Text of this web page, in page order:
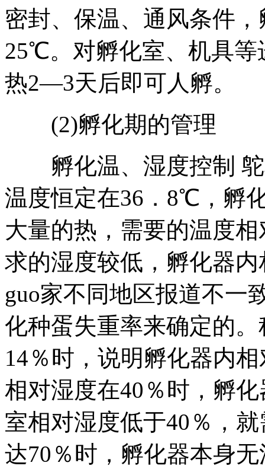
密封、保温、通风条件
25℃。对孵化室、机具等
热2—3天后即可人孵。
(2)孵化期的管理
孵化温、湿度控制 鸵
温度恒定在36．8℃，孵
大量的热，需要的温度
求的湿度较低，孵化器
guo家不同地区报道不一
化种蛋失重率来确定的
14％时，说明孵化器内
相对湿度在40％时，孵
室相对湿度低于40％，
达70％时，孵化器本身